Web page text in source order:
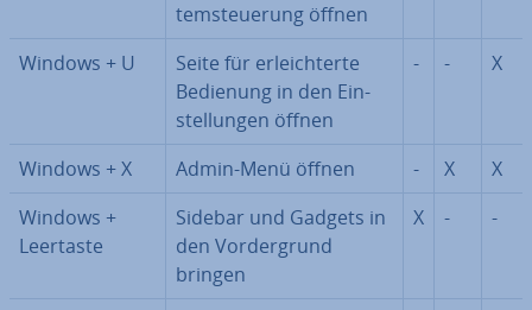
tem­steue­rung öffnen
Windows + U
Seite für er­leich­ter­te
Bedienung in den Ein­
stel­lun­gen öffnen
- - X
Windows + X Admin-Menü öffnen - X
X
Windows +
Leertaste
Sidebar und Gadgets in
den Vor­der­grund
bringen
X - -